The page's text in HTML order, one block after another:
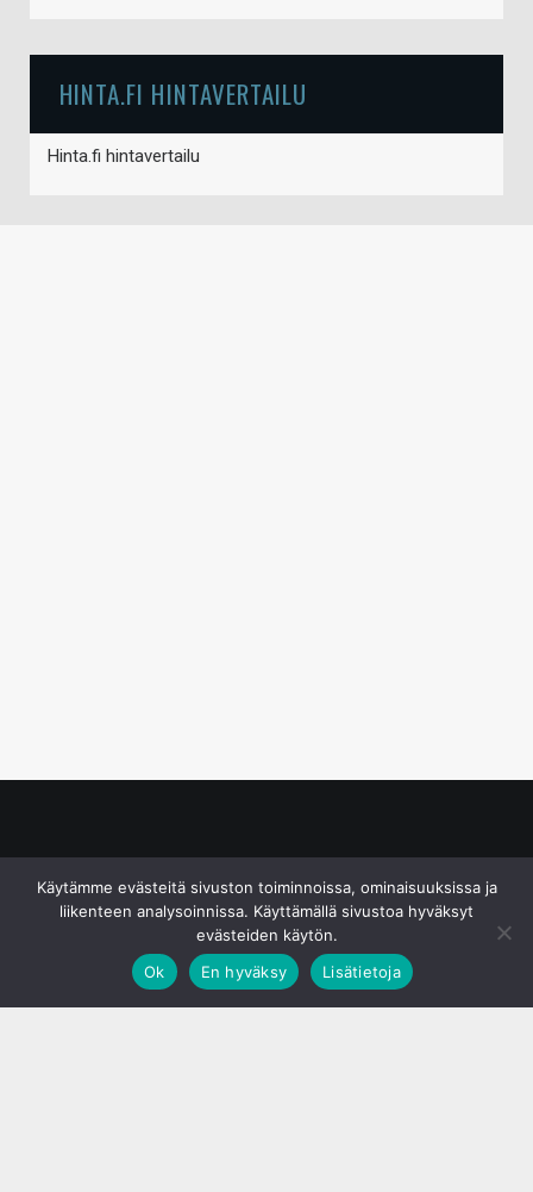
HINTA.FI HINTAVERTAILU
Hinta.fi hintavertailu
Käytämme evästeitä sivuston toiminnoissa, ominaisuuksissa ja
liikenteen analysoinnissa. Käyttämällä sivustoa hyväksyt
evästeiden käytön.
Ok
En hyväksy Lisätietoja